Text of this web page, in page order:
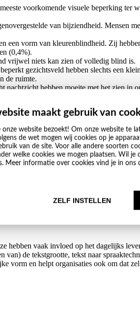
maakt gebruik van
onze website bezoekt! Om onze website te
de wet mogen wij cookies op je
van de site. Voor alle andere soorten
welke cookies we mogen plaatsen. Wil je
Meer informatie over cookies vind je in ons
ZELF INSTELLEN
voorkomende visuele beperking ter
van bijziendheid. Mensen
een vorm van kleurenblindheid. Zij
(0,4%).
vrijwel niets kan zien of volledig blind is.
gezichtsveld hebben slechts een
de ruimte.
hebben moeite met het zien in
om tekst en beeld leesbaar te
toetsenbord
optreden. Deze kunnen
hebben vaak invloed op het dagelijks
van) de tekstgrootte, tekst naar
vorm en helpt organisaties ook om dat